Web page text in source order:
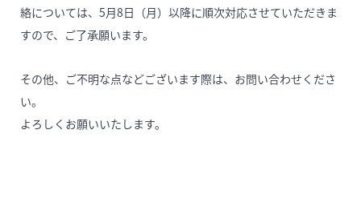
絡については、5月8日（月）以降に順次対応させていただきま
すので、ご了承願います。
その他、ご不明な点などございます際は、お問い合わせくださ
い。
よろしくお願いいたします。